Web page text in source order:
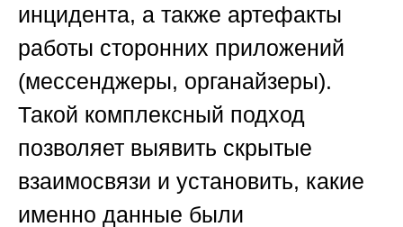
инцидента, а также артефакты
работы сторонних приложений
(мессенджеры, органайзеры).
Такой комплексный подход
позволяет выявить скрытые
взаимосвязи и установить, какие
именно данные были